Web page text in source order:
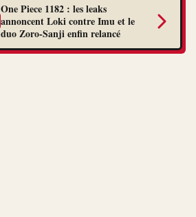
One Piece 1182 : les leaks
annoncent Loki contre Imu et le
duo Zoro-Sanji enfin relancé